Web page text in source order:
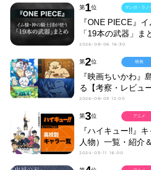
第1位
『ONE PIECE』
「19本の武器」ま
2026-08-06 16:30
マンガ・ラノ
第2位
『映画ちいかわ』
る【考察・レビュー
2026-08-03 12:00
映画
第3位
『ハイキュー!!』
人物）一覧・紹介
2024-03-11 16:00
アニメ